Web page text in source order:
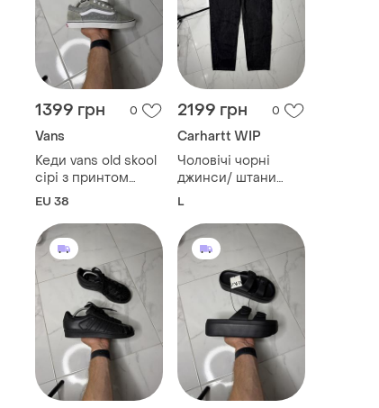
1399 грн 0
Vans
Кеди vans old skool
сірі з принтом
(розмір 38 / 24 см)
EU 38
2199 грн 0
Carhartt WIP
Чоловічі чорні
джинси/ штани
carhartt wip newel
L